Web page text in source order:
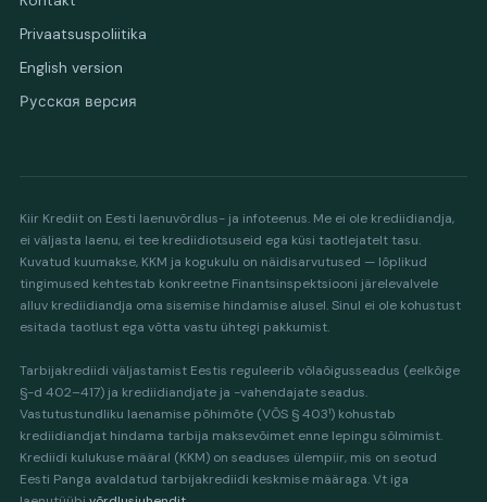
Privaatsuspoliitika
English version
Русская версия
Kiir Krediit on Eesti laenuvõrdlus- ja infoteenus. Me ei ole krediidiandja,
ei väljasta laenu, ei tee krediidiotsuseid ega küsi taotlejatelt tasu.
Kuvatud kuumakse, KKM ja kogukulu on näidisarvutused — lõplikud
tingimused kehtestab konkreetne Finantsinspektsiooni järelevalvele
alluv krediidiandja oma sisemise hindamise alusel. Sinul ei ole kohustust
esitada taotlust ega võtta vastu ühtegi pakkumist.
Tarbijakrediidi väljastamist Eestis reguleerib võlaõigusseadus (eelkõige
§-d 402–417) ja krediidiandjate ja -vahendajate seadus.
Vastutustundliku laenamise põhimõte (VÕS § 403¹) kohustab
krediidiandjat hindama tarbija maksevõimet enne lepingu sõlmimist.
Krediidi kulukuse määral (KKM) on seaduses ülempiir, mis on seotud
Eesti Panga avaldatud tarbijakrediidi keskmise määraga. Vt iga